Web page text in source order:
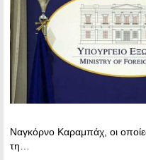
Ναγκόρνο Καραμπάχ, οι
τη…